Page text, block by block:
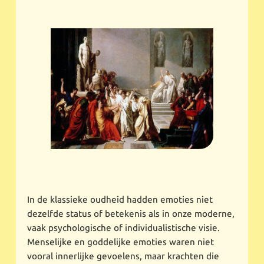
In de klassieke oudheid hadden emoties niet
dezelfde status of betekenis als in onze moderne,
vaak psychologische of individualistische visie.
Menselijke en goddelijke emoties waren niet
vooral innerlijke gevoelens, maar krachten die